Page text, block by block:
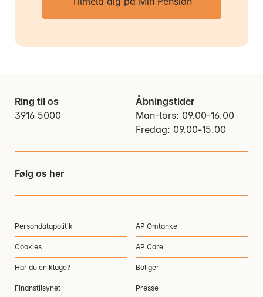
Ring til os
3916 5000
Åbningstider
Man-tors: 09.00-16.00
Fredag: 09.00-15.00
Følg os her
Persondatapolitik
Cookies
Har du en klage?
Finanstilsynet
AP Omtanke
AP Care
Boliger
Presse